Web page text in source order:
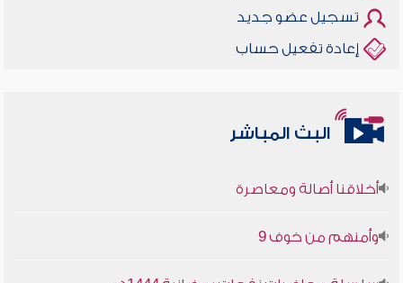
تسجيل عضو جديد
إعادة تفعيل حساب
البث المباشر